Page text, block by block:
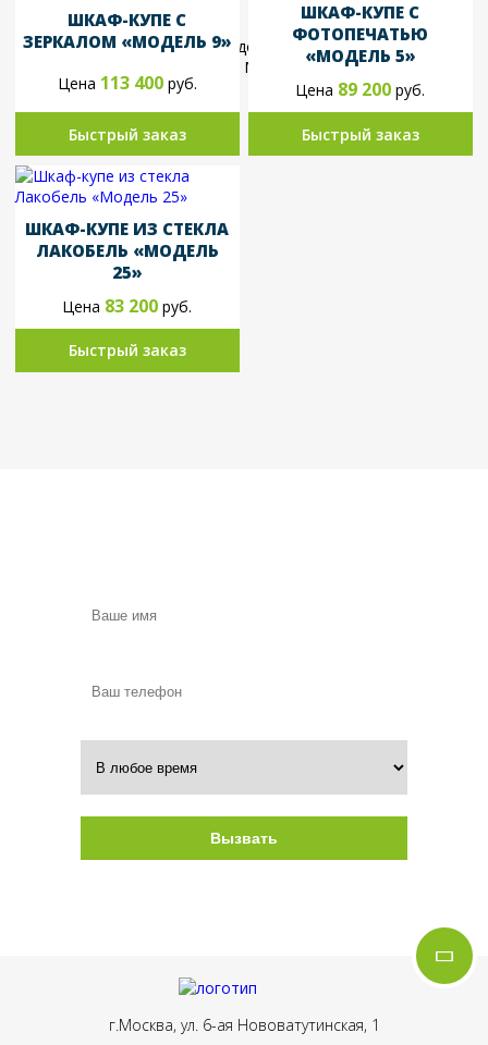
ШКАФ-КУПЕ С
ЗЕРКАЛОМ «МОДЕЛЬ 9»
Цена 113 400руб.
Быстрый заказ
ШКАФ-КУПЕ С
ФОТОПЕЧАТЬЮ
«МОДЕЛЬ 5»
Цена 89 200 руб.
Быстрый заказ
ШКАФ-КУПЕ ИЗ СТЕКЛА
ЛАКОБЕЛЬ «МОДЕЛЬ
25»
Цена 83 200 руб.
Быстрый заказ
Вызвать
г.Москва, ул. 6-ая Нововатутинская, 1